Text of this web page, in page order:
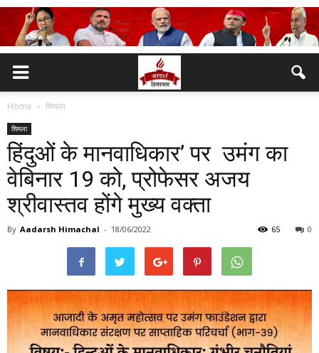
Home शिमला
शिमला
हिंदुओं के मानवाधिकार’ पर उमंग का
वेबिनार 19 को, प्रोफेसर अजय
श्रीवास्तव होंगे मुख्य वक्ता
By Aadarsh Himachal - 18/06/2022 0
65